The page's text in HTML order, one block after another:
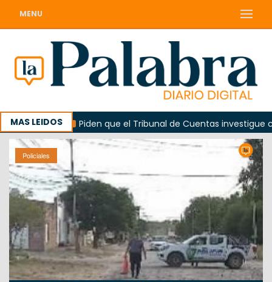
MENU
MAS LEIDOSPiden que el Tribunal de Cuentas investigue
Policiales